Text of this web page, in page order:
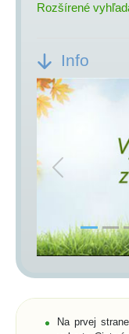
Rozšírené
Info
Previous
Na prvej